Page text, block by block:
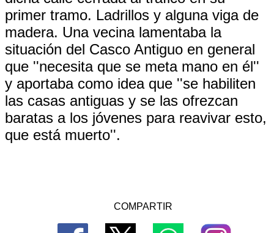
primer tramo. Ladrillos y alguna viga de
madera. Una vecina lamentaba la
situación del Casco Antiguo en general
que ''necesita que se meta mano en él''
y aportaba como idea que ''se habiliten
las casas antiguas y se las ofrezcan
baratas a los jóvenes para reavivar esto,
que está muerto''.
COMPARTIR